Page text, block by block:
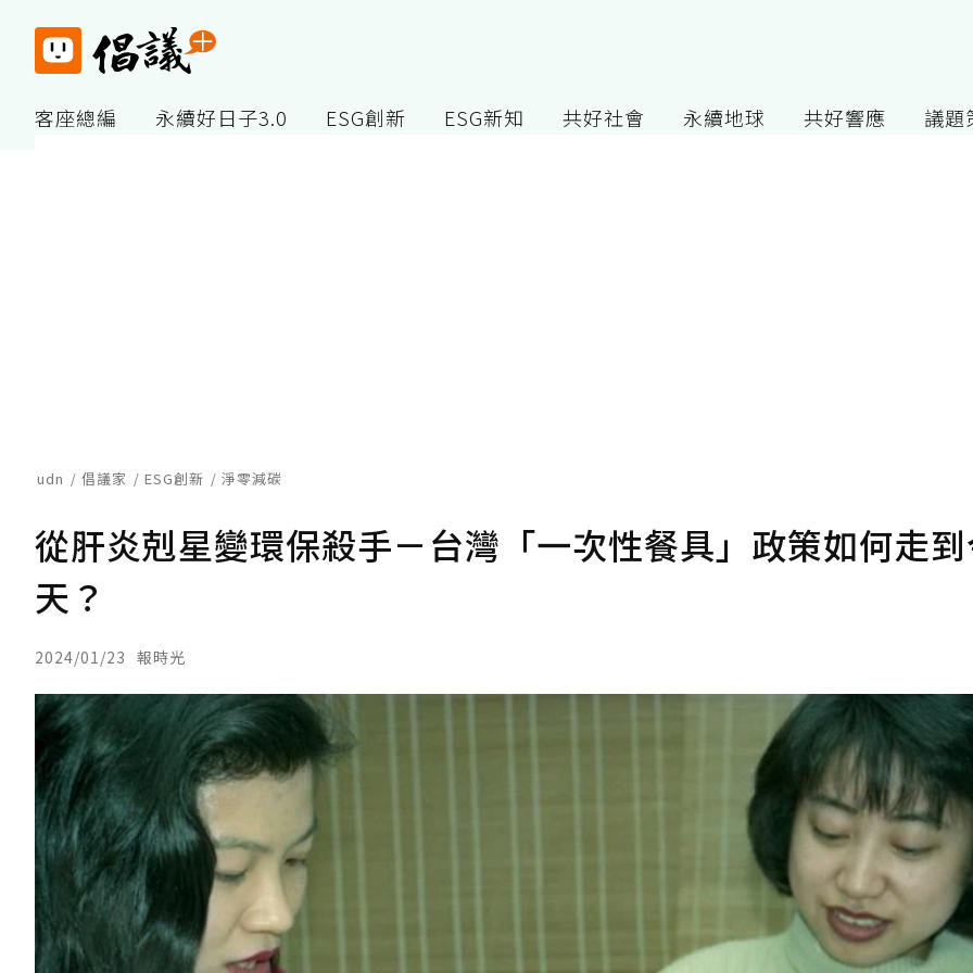
客座總編 永續好日子3.0 ESG創新 ESG新知 共好社會 永續地球 共好響應 議題
udn 倡議家 ESG創新 淨零減碳
從肝炎剋星變環保殺手－台灣「一次性餐具」政策如何走
天？
2024/01/23 報時光